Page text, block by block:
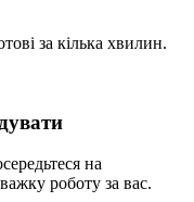
за кілька хвилин.
на
роботу за вас.